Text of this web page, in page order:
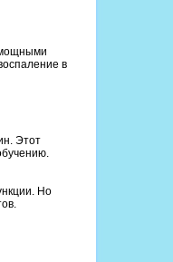
мощными
в
Этот
Но